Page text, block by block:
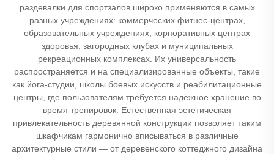
раздевалки для спортзалов широко применяются в самых
разных учреждениях: коммерческих фитнес-центрах,
образовательных учреждениях, корпоративных центрах
здоровья, загородных клубах и муниципальных
рекреационных комплексах. Их универсальность
распространяется и на специализированные объекты, такие
как йога-студии, школы боевых искусств и реабилитационные
центры, где пользователям требуется надёжное хранение во
время тренировок. Естественная эстетическая
привлекательность деревянной конструкции позволяет таким
шкафчикам гармонично вписываться в различные
архитектурные стили — от деревенского коттеджного дизайна